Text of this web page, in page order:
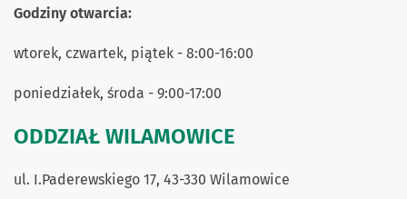
Godziny otwarcia:
wtorek, czwartek, piątek - 8:00-16:00
poniedziałek, środa - 9:00-17:00
ODDZIAŁ WILAMOWICE
ul. I.Paderewskiego 17, 43-330 Wilamowice